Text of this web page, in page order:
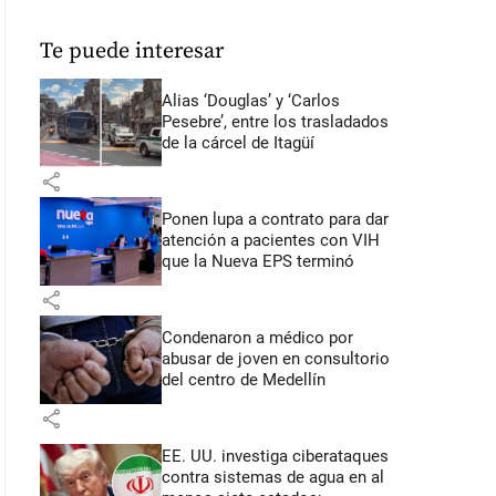
Te puede interesar
Alias ‘Douglas’ y ‘Carlos
Pesebre’, entre los trasladados
de la cárcel de Itagüí
share
Ponen lupa a contrato para dar
atención a pacientes con VIH
que la Nueva EPS terminó
share
Condenaron a médico por
abusar de joven en consultorio
del centro de Medellín
share
EE. UU. investiga ciberataques
contra sistemas de agua en al